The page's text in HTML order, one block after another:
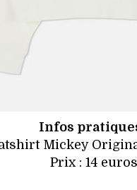
Infos
Mickey
Prix : 14 euros